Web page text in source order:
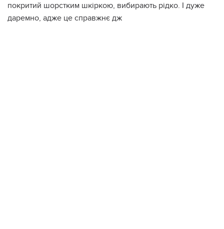
покритий шорстким шкіркою, вибирають рідко. І дуже
даремно, адже це справжнє дж